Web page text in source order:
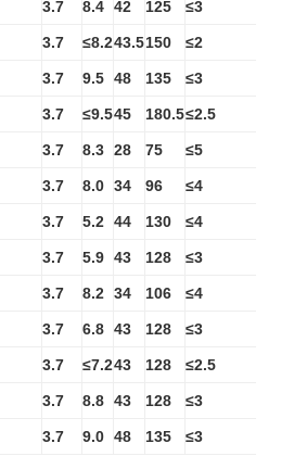
αυτοκινήτων
3.7 8.4 42 125 ≤3
3.7 ≤8.243.5150 ≤2
3.7 9.5 48 135 ≤3
3.7 ≤9.545 180.5≤2.5
3.7 8.3 28 75 ≤5
3.7 8.0 34 96 ≤4
3.7 5.2 44 130 ≤4
3.7 5.9 43 128 ≤3
3.7 8.2 34 106 ≤4
3.7 6.8 43 128 ≤3
3.7 ≤7.243 128 ≤2.5
3.7 8.8 43 128 ≤3
3.7 9.0 48 135 ≤3